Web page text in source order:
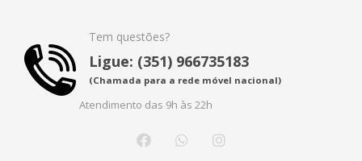
Tem questões?
Ligue: (351) 966735183
(Chamada para a rede móvel nacional)
Atendimento das 9h às 22h